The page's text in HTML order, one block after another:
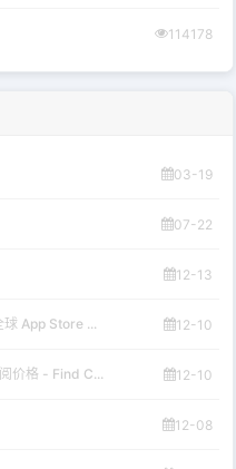
114178
03-19
07-22
12-13
App Store ... 12-10
价格 - Find C... 12-10
12-08